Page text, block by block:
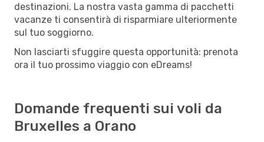
destinazioni. La nostra vasta gamma di pacchetti
vacanze ti consentirà di risparmiare ulteriormente
sul tuo soggiorno.
Non lasciarti sfuggire questa opportunità: prenota
ora il tuo prossimo viaggio con eDreams!
Domande frequenti sui voli da
Bruxelles a Orano